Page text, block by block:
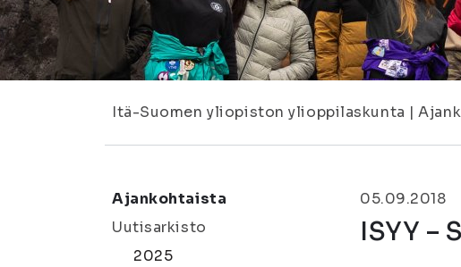
Itä-Suomen yliopiston ylioppilaskunta |
Ajankohtaista
Uutisarkisto
2025
05.09.2018
ISYY –